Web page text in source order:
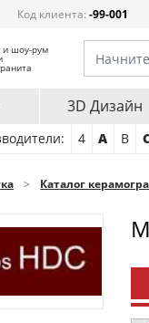
Код клиента:-99-001
и шоу-рум
3D Дизайн
4 A B
Каталог